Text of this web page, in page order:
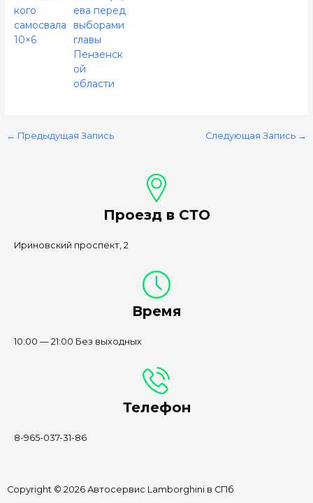
кого
самосвала
10×6
ева перед
выборами
главы
Пензенск
ой
области
← Предыдущая Запись Следующая Запись →
Проезд в СТО
Ириновский проспект, 2
Время
10:00 — 21:00 Без выходных
Телефон
8-965-037-31-86
Copyright © 2026 Автосервис Lamborghini в СПб